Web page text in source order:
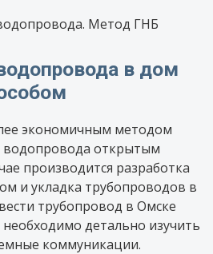
в дом
экономичным методом
водопровода открытым
производится разработка
и укладка трубопроводов в
трубопровод в Омске
детально изучить
коммуникации.